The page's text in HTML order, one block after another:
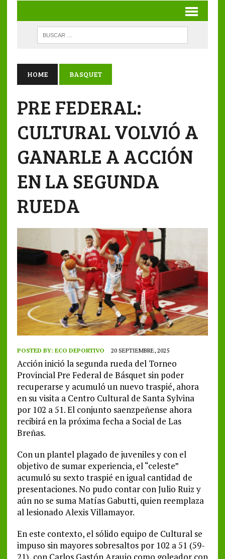
HOME BASQUET
PRE FEDERAL:
CULTURAL VOLVIÓ A
GANARLE A ACCIÓN
EN LA SEGUNDA
RUEDA
POSTED BY: ECO DEPORTIVO 20 SEPTIEMBRE, 2025
Acción inició la segunda rueda del Torneo
Provincial Pre Federal de Básquet sin poder
recuperarse y acumuló un nuevo traspié, ahora
en su visita a Centro Cultural de Santa Sylvina
por 102 a 51. El conjunto saenzpeñense ahora
recibirá en la próxima fecha a Social de Las
Breñas.
Con un plantel plagado de juveniles y con el
objetivo de sumar experiencia, el “celeste”
acumuló su sexto traspié en igual cantidad de
presentaciones. No pudo contar con Julio Ruiz y
aún no se suma Matías Gabutti, quien reemplaza
al lesionado Alexis Villamayor.
En este contexto, el sólido equipo de Cultural se
impuso sin mayores sobresaltos por 102 a 51 (59-